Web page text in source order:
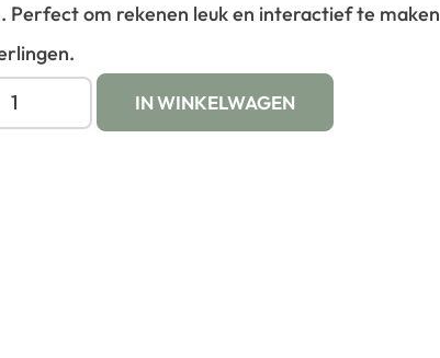
Perfect om rekenen leuk en interactief te maken
IN WINKELWAGEN